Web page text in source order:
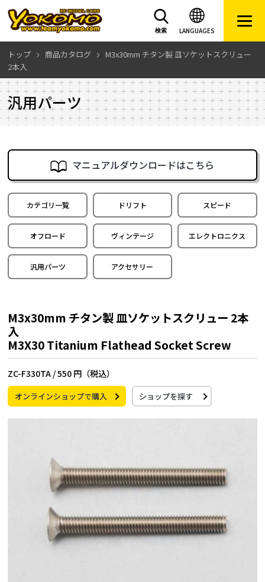
LANGUAGES
検索
トップ 商品カタログ
M3x30mm チタン製 皿ソケットスクリュー
2本入
汎用パーツ
マニュアルダウンロードはこちら
カテゴリ一覧 ドリフト スピード
オフロード ヴィンテージ エレクトロニクス
汎用パーツ アクセサリー
M3x30mm チタン製 皿ソケットスクリュー 2本
入
M3X30 Titanium Flathead Socket Screw
ZC-F330TA /550 円（税込）
オンラインショップで購入 ショップを探す